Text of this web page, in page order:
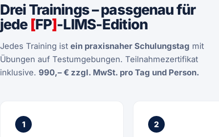
Drei Trainings – passgenau für
jede [FP]-LIMS-Edition
Jedes Training ist ein praxisnaher Schulungstag mit
Übungen auf Testumgebungen. Teilnahmezertifikat
inklusive. 990,– € zzgl. MwSt. pro Tag und Person.
1 2